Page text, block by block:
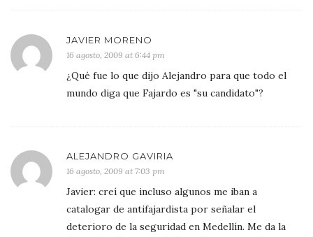
JAVIER MORENO
16 agosto, 2009 at 6:44 pm
¿Qué fue lo que dijo Alejandro para que todo el
mundo diga que Fajardo es "su candidato"?
ALEJANDRO GAVIRIA
16 agosto, 2009 at 7:03 pm
Javier: creí que incluso algunos me iban a
catalogar de antifajardista por señalar el
deterioro de la seguridad en Medellín. Me da la